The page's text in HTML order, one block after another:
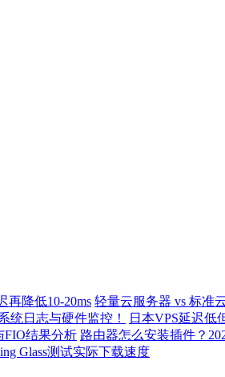
再降低10-20ms 轻量云服务器 vs 标准
统日志与硬件监控！
日本VPS延迟低
FIO结果分析 路由器怎么安装插件？
Glass测试实际下载速度